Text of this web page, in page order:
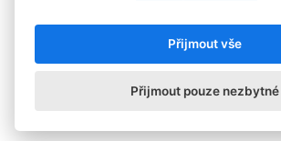
Rychlý kontakt
binox@binox.cz / +420 224819981
Přijmout vše
Přijmout pouze nezbytné